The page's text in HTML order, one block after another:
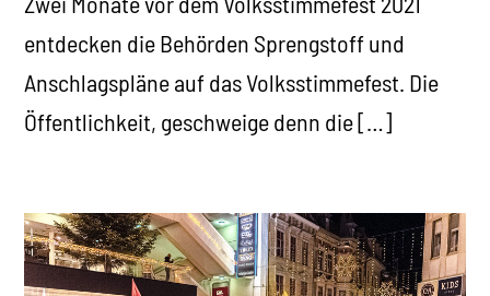
entdecken die Behörden Sprengstoff und
Anschlagspläne auf das Volksstimmefest. Die
Öffentlichkeit, geschweige denn die […]